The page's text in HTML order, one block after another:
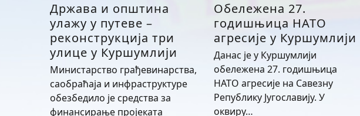
Држава и општина
улажу у путеве –
реконструкција три
улице у Куршумлији
Министарство грађевинарства,
саобраћаја и инфраструктуре
обезбедило је средства за
финансирање пројеката
Обележена 27.
годишњица НАТО
агресије у Куршумлији
Данас је у Куршумлији
обележена 27. годишњица
НАТО агресије на Савезну
Републику Југославију. У
оквиру…